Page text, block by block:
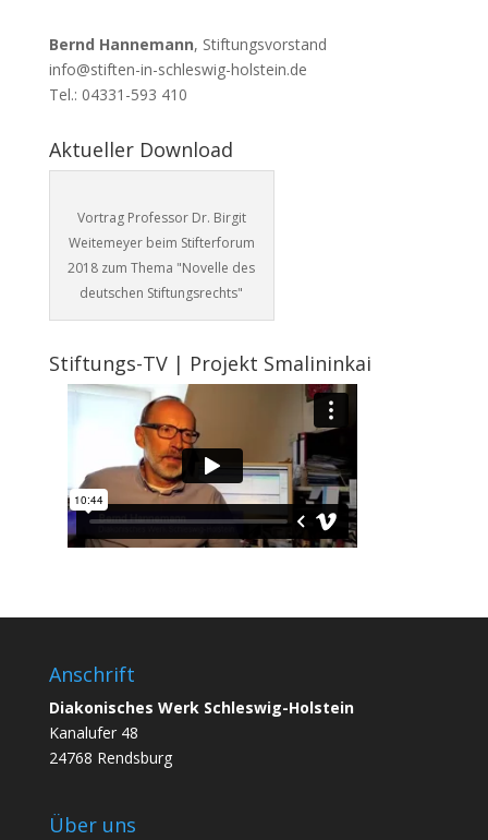
Bernd Hannemann, Stiftungsvorstand
info@stiften-in-schleswig-holstein.de
Tel.: 04331-593 410
Aktueller Download
Vortrag Professor Dr. Birgit
Weitemeyer beim Stifterforum
2018 zum Thema "Novelle des
deutschen Stiftungsrechts"
Stiftungs-TV | Projekt Smalininkai
Anschrift
Diakonisches Werk Schleswig-Holstein
Kanalufer 48
24768 Rendsburg
Über uns